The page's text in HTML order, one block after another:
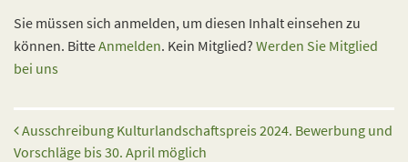
Sie müssen sich anmelden, um diesen Inhalt einsehen zu
können. BitteAnmelden. Kein Mitglied? Werden Sie Mitglied
bei uns
Beitrags-Navigation
Ausschreibung Kulturlandschaftspreis 2024. Bewerbung und
Vorschläge bis 30. April möglich